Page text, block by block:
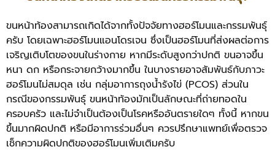
ขนหน้าท้องสามารถเกิดได้จากทั้งปัจจัยทางฮอร์โมนและกรรมพันธุ์
ครับ โดยเฉพาะฮอร์โมนแอนโดรเจน ซึ่งเป็นฮอร์โมนที่ส่งผลต่อการ
เจริญเติบโตของขนในร่างกาย หากมีระดับสูงกว่าปกติ ขนอาจขึ้น
หนา ดก หรือกระจายกว้างมากขึ้น ในบางรายอาจสัมพันธ์กับภาวะ
ฮอร์โมนไม่สมดุล เช่น กลุ่มอาการถุงน้ำรังไข่ (PCOS) ส่วนใน
กรณีของกรรมพันธุ์ ขนหน้าท้องมักเป็นลักษณะที่ถ่ายทอดใน
ครอบครัว และไม่จำเป็นต้องเป็นโรคหรืออันตรายใดๆ ทั้งนี้ หากขน
ขึ้นมากผิดปกติ หรือมีอาการร่วมอื่นๆ ควรปรึกษาแพทย์เพื่อตรวจ
เช็กความผิดปกติของฮอร์โมนเพิ่มเติมครับ